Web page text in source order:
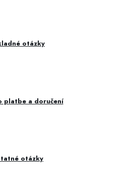
otázky
platbe a doručení
otázky